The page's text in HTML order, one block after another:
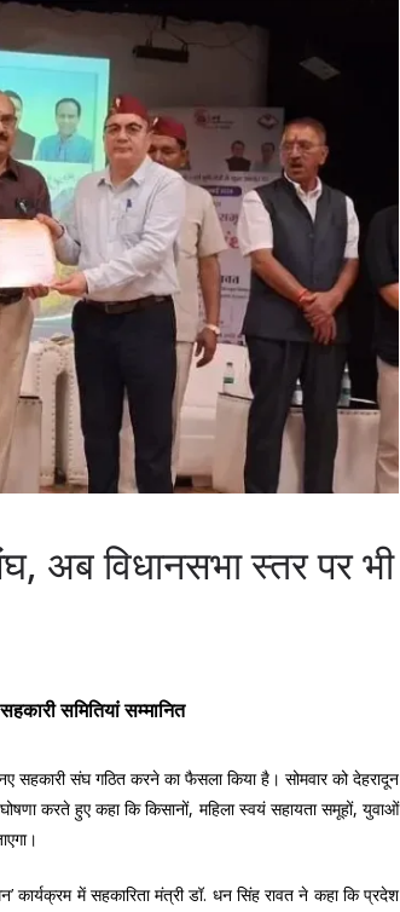
अब विधानसभा स्तर पर भी
समितियां सम्मानित
संघ गठित करने का फैसला किया है। सोमवार को देहरादून
करते हुए कहा कि किसानों, महिला स्वयं सहायता समूहों, युवाओं
कार्यक्रम में सहकारिता मंत्री डॉ. धन सिंह रावत ने कहा कि प्रदेश